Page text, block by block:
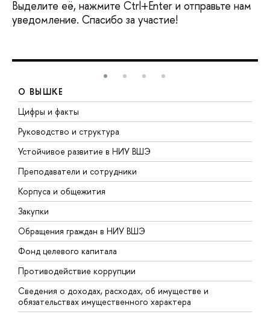
Выделите её, нажмите Ctrl+Enter и отправьте нам
уведомление. Спасибо за участие!
О ВЫШКЕ
Цифры и факты
Руководство и структура
Устойчивое развитие в НИУ ВШЭ
Преподаватели и сотрудники
Корпуса и общежития
Закупки
Обращения граждан в НИУ ВШЭ
Фонд целевого капитала
Противодействие коррупции
Сведения о доходах, расходах, об имуществе и
обязательствах имущественного характера